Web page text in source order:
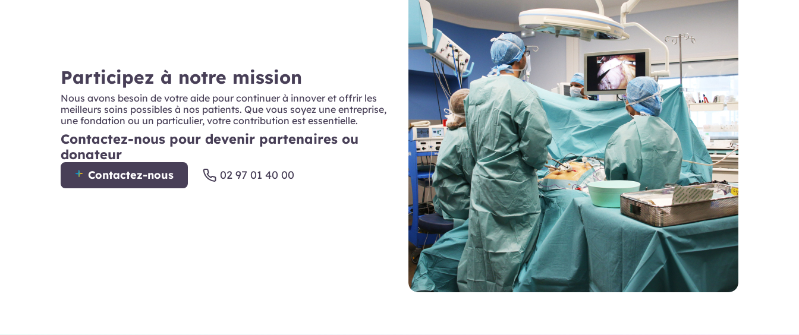
Participez à notre mission
Nous avons besoin de votre aide pour continuer à innover et offrir les
meilleurs soins possibles à nos patients. Que vous soyez une entreprise,
une fondation ou un particulier, votre contribution est essentielle.
Contactez-nous pour devenir partenaires ou
donateur
Contactez-nous 02 97 01 40 00